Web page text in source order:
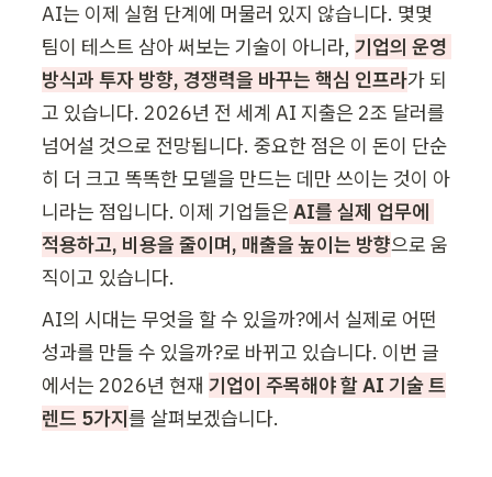
AI는 이제 실험 단계에 머물러 있지 않습니다. 몇몇
팀이 테스트 삼아 써보는 기술이 아니라, 기업의 운영
방식과 투자 방향, 경쟁력을 바꾸는 핵심 인프라가 되
고 있습니다. 2026년 전 세계 AI 지출은 2조 달러를
넘어설 것으로 전망됩니다. 중요한 점은 이 돈이 단순
히 더 크고 똑똑한 모델을 만드는 데만 쓰이는 것이 아
니라는 점입니다. 이제 기업들은 AI를 실제 업무에
적용하고, 비용을 줄이며, 매출을 높이는 방향으로 움
직이고 있습니다.
AI의 시대는 무엇을 할 수 있을까?에서 실제로 어떤
성과를 만들 수 있을까?로 바뀌고 있습니다. 이번 글
에서는 2026년 현재 기업이 주목해야 할 AI 기술 트
렌드 5가지를 살펴보겠습니다.